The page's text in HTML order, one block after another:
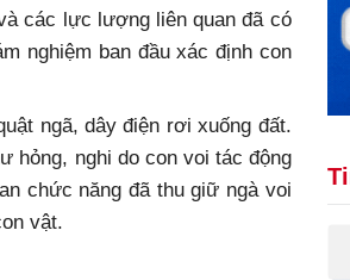
các lực lượng liên quan đã có
nghiệm ban đầu xác định con
ngã, dây điện rơi xuống đất.
hỏng, nghi do con voi tác động
chức năng đã thu giữ ngà voi
vật.